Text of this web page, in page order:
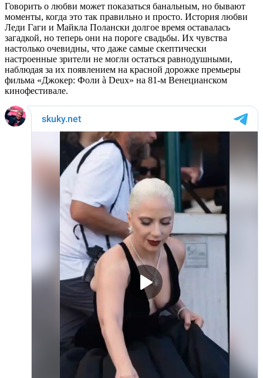
Говорить о любви может показаться банальным, но бывают
моменты, когда это так правильно и просто. История любви
Леди Гаги и Майкла Полански долгое время оставалась
загадкой, но теперь они на пороге свадьбы. Их чувства
настолько очевидны, что даже самые скептически
настроенные зрители не могли остаться равнодушными,
наблюдая за их появлением на красной дорожке премьеры
фильма «Джокер: Фоли à Deux» на 81-м Венецианском
кинофестивале.